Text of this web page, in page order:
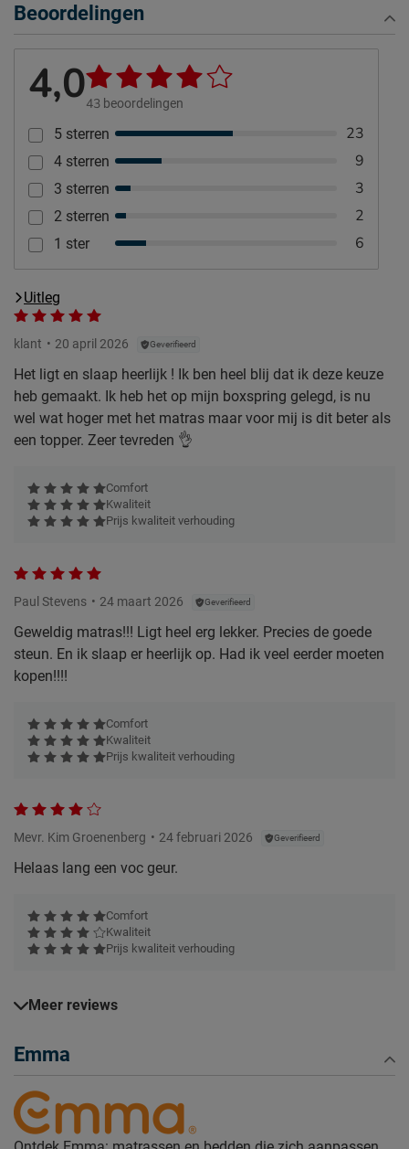
Beoordelingen
4,043 beoordelingen
5 sterren 23
4 sterren 9
3 sterren 3
2 sterren 2
1 ster 6
Uitleg
klant 20 april 2026 Geverifieerd
Het ligt en slaap heerlijk ! Ik ben heel blij dat ik deze keuze
heb gemaakt. Ik heb het op mijn boxspring gelegd, is nu
wel wat hoger met het matras maar voor mij is dit beter als
een topper. Zeer tevreden 👌
Comfort
Kwaliteit
Prijs kwaliteit verhouding
Paul Stevens 24 maart 2026 Geverifieerd
Geweldig matras!!! Ligt heel erg lekker. Precies de goede
steun. En ik slaap er heerlijk op. Had ik veel eerder moeten
kopen!!!!
Comfort
Kwaliteit
Prijs kwaliteit verhouding
Mevr. Kim Groenenberg 24 februari 2026 Geverifieerd
Helaas lang een voc geur.
Comfort
Kwaliteit
Prijs kwaliteit verhouding
Meer reviews
Emma